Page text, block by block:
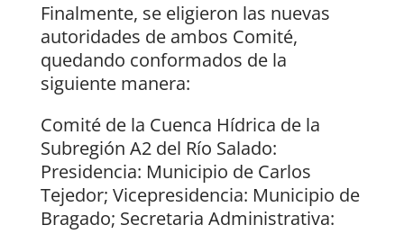
Finalmente, se eligieron las nuevas
autoridades de ambos Comité,
quedando conformados de la
siguiente manera:
Comité de la Cuenca Hídrica de la
Subregión A2 del Río Salado:
Presidencia: Municipio de Carlos
Tejedor; Vicepresidencia: Municipio de
Bragado; Secretaria Administrativa: